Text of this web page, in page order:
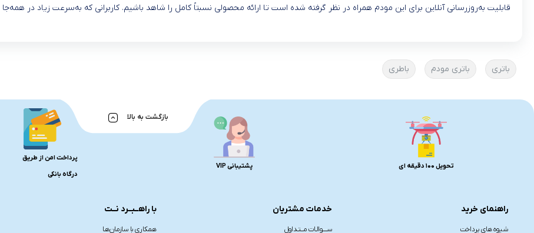
قابلیت به‌روزرسانی آنلاین برای این مودم همراه در نظر گرفته ‌شده است تا ارائه محصولی نسبتاً کامل را شاهد باشیم. کاربرانی که به‌سرعت زیاد در همه‌جا
باتری باتری مودم باطری
بازگشت به بالا
تحویل 100 دقیقه ای پشتیبانی VIP
پرداخت امن از طریق
درگاه بانکی
راهنمای خرید
شیوه های پرداخت
خدمات مشتریان
ســــوالـات مــتـداول
با راهــبــرد نــت
همکاری با سازمان‌هـا